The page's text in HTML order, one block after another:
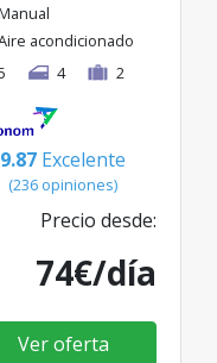
acondicionado
4 2
9.87 Excelente
(236 opiniones)
Precio desde:
74€/día
Ver oferta